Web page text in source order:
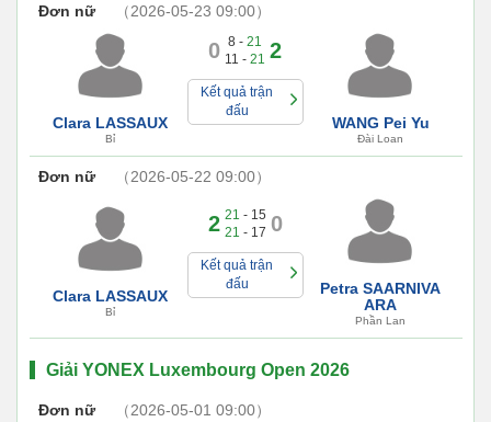
Đơn nữ （2026-05-23 09:00）
Clara LASSAUX
Bỉ
0 8 -21
11 -21 2
Kết quả trận
đấu
WANG Pei Yu
Đài Loan
Đơn nữ （2026-05-22 09:00）
Clara LASSAUX
Bỉ
2 21 - 15
21 - 17 0
Kết quả trận
đấu
Petra SAARNIVA
ARA
Phần Lan
Giải YONEX Luxembourg Open 2026
Đơn nữ （2026-05-01 09:00）